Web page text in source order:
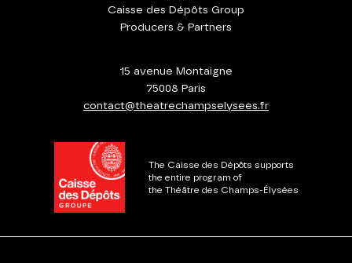
Caisse des Dépôts Group
Producers & Partners
15 avenue Montaigne
75008 Paris
contact@theatrechampselysees.fr
The Caisse des Dépôts supports
the entire program of
the Théâtre des Champs-Élysées